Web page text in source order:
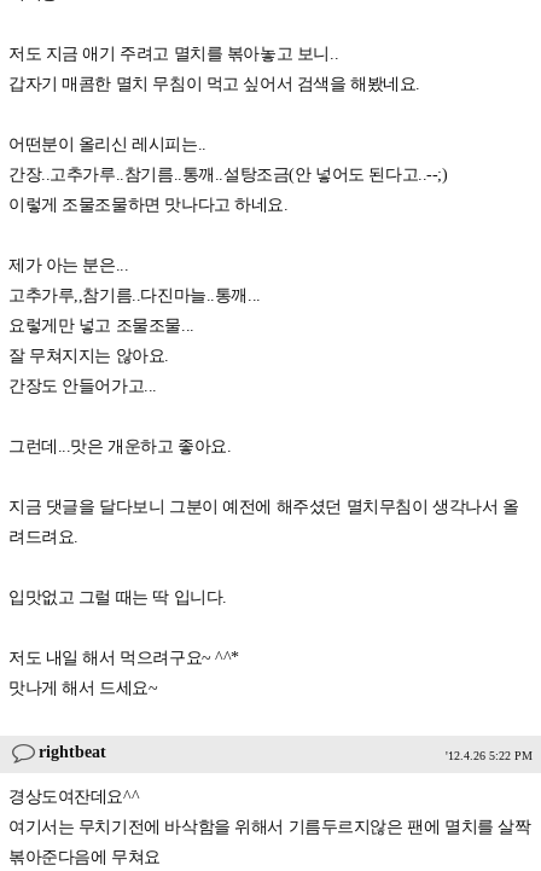
저도 지금 애기 주려고 멸치를 볶아놓고 보니..
갑자기 매콤한 멸치 무침이 먹고 싶어서 검색을 해봤네요.
어떤분이 올리신 레시피는..
간장..고추가루..참기름..통깨..설탕조금(안 넣어도 된다고..--;)
이렇게 조물조물하면 맛나다고 하네요.
제가 아는 분은...
고추가루,,참기름..다진마늘..통깨...
요렇게만 넣고 조물조물...
잘 무쳐지지는 않아요.
간장도 안들어가고...
그런데...맛은 개운하고 좋아요.
지금 댓글을 달다보니 그분이 예전에 해주셨던 멸치무침이 생각나서 올
려드려요.
입맛없고 그럴 때는 딱 입니다.
저도 내일 해서 먹으려구요~ ^^*
맛나게 해서 드세요~
rightbeat '12.4.26 5:22 PM
경상도여잔데요^^
여기서는 무치기전에 바삭함을 위해서 기름두르지않은 팬에 멸치를 살짝
볶아준다음에 무쳐요